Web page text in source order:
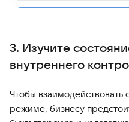
3. Изучите
внутреннего
Чтобы
режиме, бизнесу